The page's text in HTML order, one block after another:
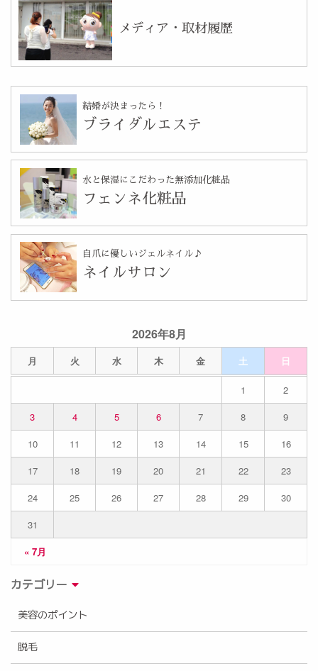
2026年8月
月 火 水 木 金 土 日
« 7月
1
2
3
4 5 6 7 8
9
10
11 12 13 14 15
16
17
18 19 20 21 22
23
24
25 26 27 28 29
30
31
カテゴリー
美容のポイント
脱毛
メディア・取材履歴
結婚が決まったら！
ブライダルエステ
水と保湿にこだわった無添加化粧品
フェンネ化粧品
自爪に優しいジェルネイル♪
ネイルサロン